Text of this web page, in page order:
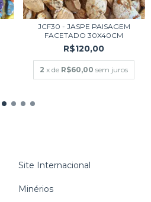
JCF30 - JASPE PAISAGEM
FACETADO 30X40CM
R$120,00
2 x de R$60,00 sem juros
Site Internacional
Minérios